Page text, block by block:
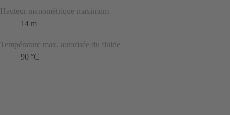
Hauteur manométrique maximum
14 m
Température max. autorisée du fluide
90 °C